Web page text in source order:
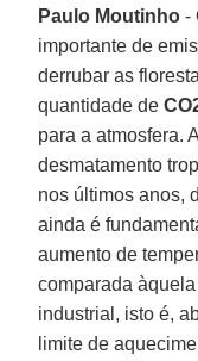
Paulo Moutinho -
importante de
derrubar as
quantidade de
para a atmosfera.
desmatamento
nos últimos anos,
ainda é
aumento de
comparada
industrial, isto é,
limite de